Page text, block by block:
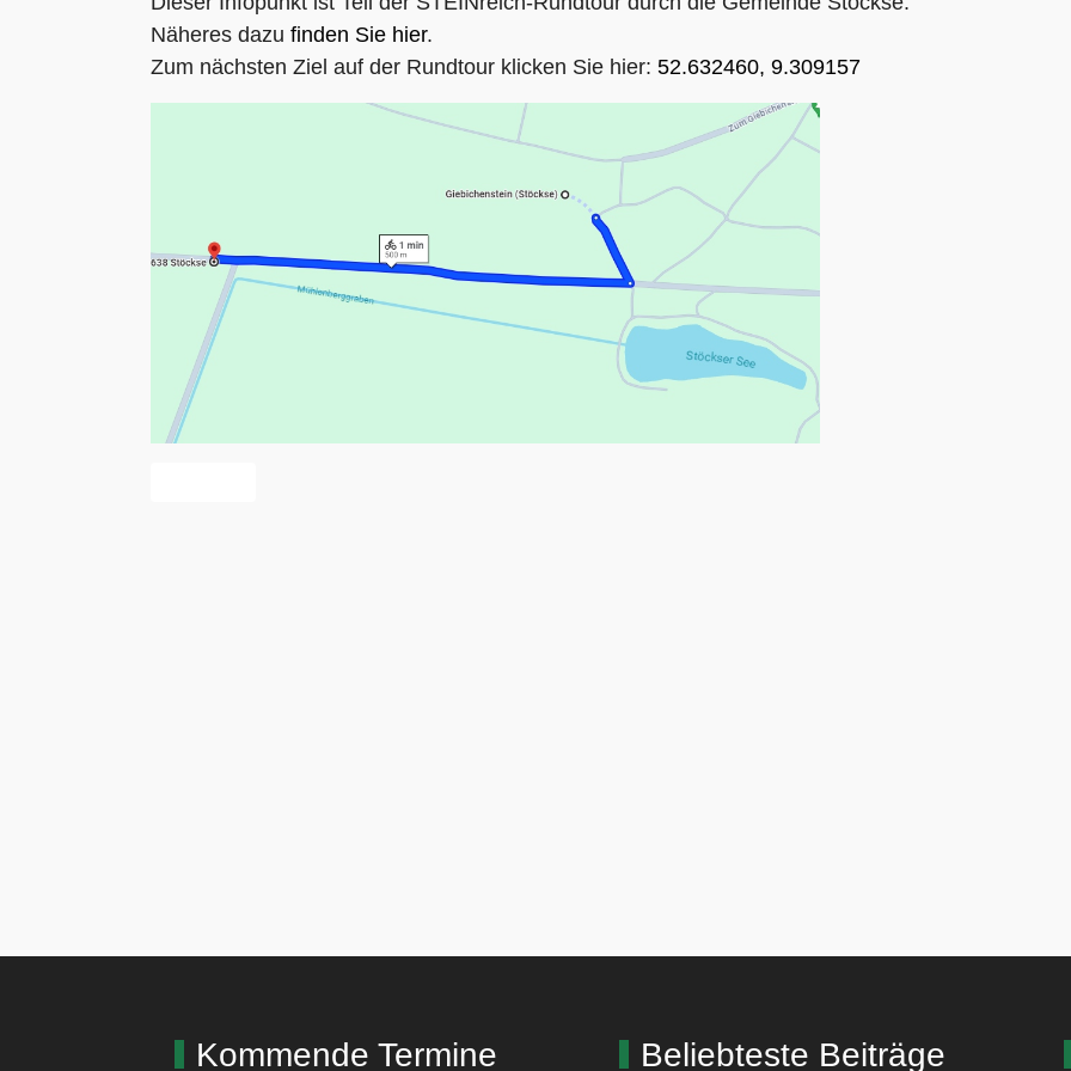
Näheres dazu finden Sie hier.
Zum nächsten Ziel auf der Rundtour klicken Sie hier: 52.632460, 9.309157
Kommende Termine Beliebteste Beiträge